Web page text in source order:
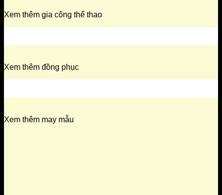
Xem thêm gia công thể thao
Xem thêm đồng phục
Xem thêm may mẫu